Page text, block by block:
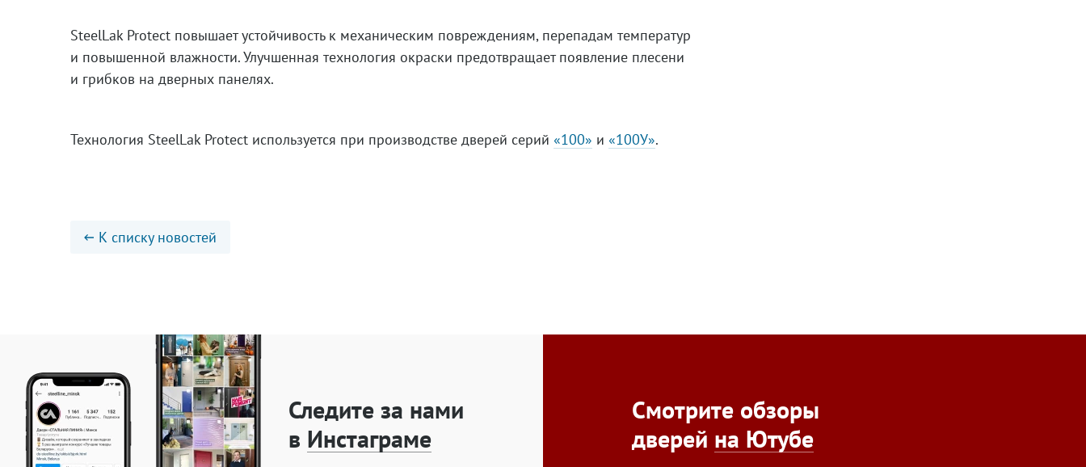
SteelLak Protect повышает устойчивость к механическим повреждениям, перепадам температур
и повышенной влажности. Улучшенная технология окраски предотвращает появление плесени
и грибков на дверных панелях.
Технология SteelLak Protect используется при производстве дверей серий «100» и «100У».
К списку новостей
Следите за нами
в Инстаграме
Смотрите обзоры
дверей на Ютубе